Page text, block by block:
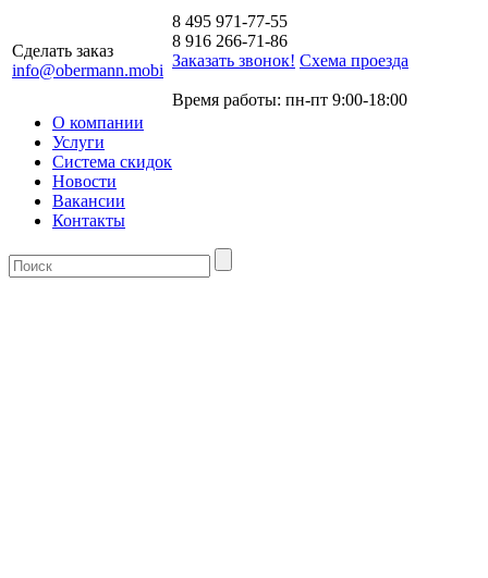
Сделать заказ
info@obermann.mobi
8 495 971-77-55
8 916 266-71-86
Заказать звонок! Схема проезда
Время работы: пн-пт 9:00-18:00
О компании
Услуги
Система скидок
Новости
Вакансии
Контакты